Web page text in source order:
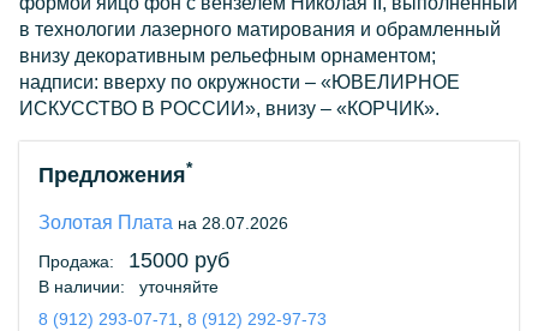
в технологии лазерного матирования и обрамленный
внизу декоративным рельефным орнаментом;
надписи: вверху по окружности – «ЮВЕЛИРНОЕ
ИСКУССТВО В РОССИИ», внизу – «КОРЧИК».
Предложения*
Золотая Плата на 28.07.2026
Продажа:
15000 руб
В наличии:
уточняйте
8 (912) 293-07-71
8 (912) 292-97-73